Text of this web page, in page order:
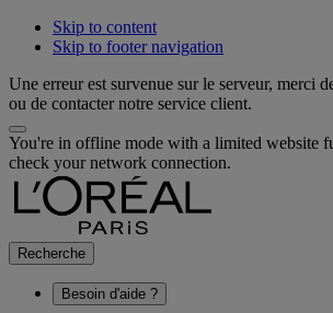
Skip to content
Skip to footer navigation
Une erreur est survenue sur le serveur, merci
ou de contacter notre service client.
You're in offline mode with a limited website
check your network connection.
Recherche
Besoin d'aide ?